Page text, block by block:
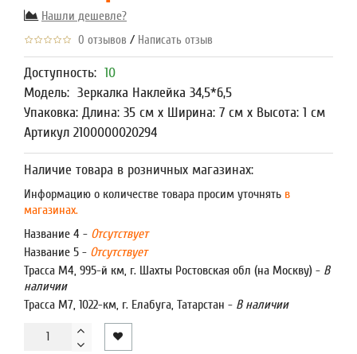
Нашли дешевле?
0 отзывов / Написать отзыв
Доступность: 10
Модель: Зеркалка Наклейка 34,5*6,5
Упаковка: Длина: 35 см x Ширина: 7 см x Высота: 1 см
Артикул 2100000020294
Наличие товара в розничных магазинах:
Информацию о количестве товара просим уточнять в
магазинах.
Название 4 - Отсутствует
Название 5 - Отсутствует
Трасса М4, 995-й км, г. Шахты Ростовская обл (на Москву) - В
наличии
Трасса М7, 1022-км, г. Елабуга, Татарстан - В наличии